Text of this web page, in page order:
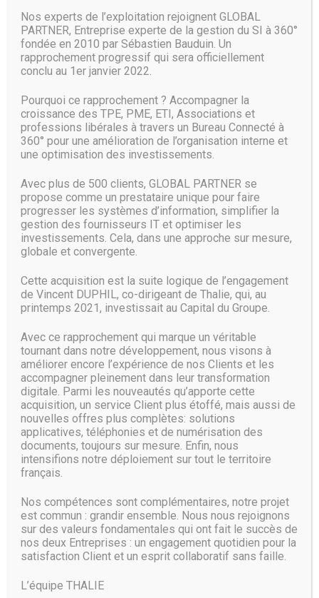
efforts commerciaux.
« En tant que commerciale, j’ai maintenant un outil qui
m’aide à concentrer mes efforts, qui me guide vers le
succès, et qui ne se contente pas de surveiller ce que je fais
Les mises à jour IA de Dynamics 365 comprennent entre
autre un chatbot qui répond aux questions d’un client
potentiel, et l’évaluation prédictive des prospects – qui
recommande au personnel de vente de se concentrer sur
« Nous sommes en mesure de suivre toutes ces
interactions et de calculer le score d’un prospect en
particulier », se félicite Ryan Darby Martin, Senior Product
Manager chez Microsoft. « Par exemple, je peux voir s’ils
ont ouvert[un] mail, s’ils ont cliqué sur la pièce jointe, s’ils
Pour Kate Leggett, de Forrester, Dynamics CRM joue
également de plus en plus la carte de la simplicité. «
front-office et le back-office en rendant les ressources
CRM plus accessibles aux utilisateurs grâce à son
intégration avec Skype et à la suite Office », analyse-t-elle.
« Ils le rendent très facile à utiliser. C’est certainement
devenu l’une des solutions les plus intuitives ».
Dans le domaine du CRM, le leader du marché Salesforce
joue également la carte de l’automatisation et de l’IA avec
Einstein, tout comme des challengers tels que Pega ou
HubSpot. Microsoft s’inscrit donc dans un mouvement
Autre annonce faite lors du Microsoft Business
Applications Summit 2018, Dynamics 365 sera désormais
mis à jour sur une base régulière (deux fois par an). Chaque
sortie sera précédée de notes de version qui aideront l’IT à
Nos experts de l’exploitation rejoignent GLOBAL
PARTNER, Entreprise experte de la gestion du SI à 360°
fondée en 2010 par Sébastien Bauduin. Un
rapprochement progressif qui sera officiellement
conclu au 1er janvier 2022.
Pourquoi ce rapprochement ? Accompagner la
croissance des TPE, PME, ETI, Associations et
professions libérales à travers un Bureau Connecté à
360° pour une amélioration de l’organisation interne et
une optimisation des investissements.
Avec plus de 500 clients, GLOBAL PARTNER se
propose comme un prestataire unique pour faire
progresser les systèmes d’information, simplifier la
gestion des fournisseurs IT et optimiser les
investissements. Cela, dans une approche sur mesure,
globale et convergente.
Cette acquisition est la suite logique de l’engagement
de Vincent DUPHIL, co-dirigeant de Thalie, qui, au
printemps 2021, investissait au Capital du Groupe.
Avec ce rapprochement qui marque un véritable
tournant dans notre développement, nous visons à
améliorer encore l’expérience de nos Clients et les
accompagner pleinement dans leur transformation
digitale. Parmi les nouveautés qu’apporte cette
acquisition, un service Client plus étoffé, mais aussi de
nouvelles offres plus complètes: solutions
applicatives, téléphonies et de numérisation des
documents, toujours sur mesure. Enfin, nous
intensifions notre déploiement sur tout le territoire
français.
Nos compétences sont complémentaires, notre projet
est commun : grandir ensemble. Nous nous rejoignons
sur des valeurs fondamentales qui ont fait le succès de
nos deux Entreprises : un engagement quotidien pour la
satisfaction Client et un esprit collaboratif sans faille.
L’équipe THALIE